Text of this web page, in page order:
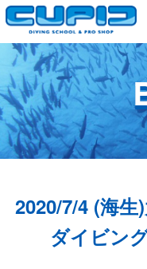
2020/7/4 (海
ダイビン